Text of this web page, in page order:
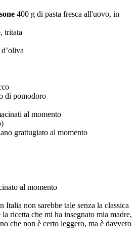
400 g di pasta fresca all'uovo, in
tritata
di pomodoro
al momento
grattugiato al momento
al momento
Italia non sarebbe tale senza la classica
ricetta che mi ha insegnato mia madre,
che non è certo leggero, ma è davvero